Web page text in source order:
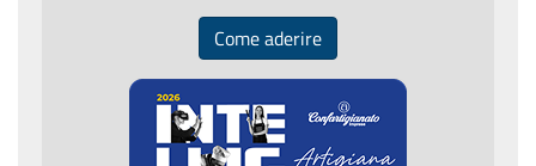
Come aderire